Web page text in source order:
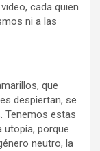
cada quien
ni a las
que
despiertan, se
Tenemos estas
utopía, porque
neutro, la